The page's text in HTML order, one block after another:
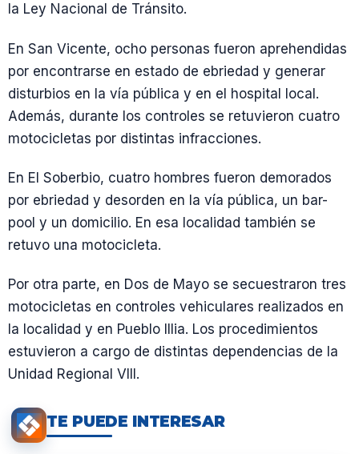
la Ley Nacional de Tránsito.
En San Vicente, ocho personas fueron aprehendidas
por encontrarse en estado de ebriedad y generar
disturbios en la vía pública y en el hospital local.
Además, durante los controles se retuvieron cuatro
motocicletas por distintas infracciones.
En El Soberbio, cuatro hombres fueron demorados
por ebriedad y desorden en la vía pública, un bar-
pool y un domicilio. En esa localidad también se
retuvo una motocicleta.
Por otra parte, en Dos de Mayo se secuestraron tres
motocicletas en controles vehiculares realizados en
la localidad y en Pueblo Illia. Los procedimientos
estuvieron a cargo de distintas dependencias de la
Unidad Regional VIII.
TE PUEDE INTERESAR